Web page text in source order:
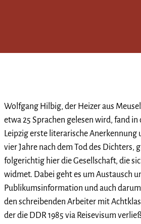
Wolfgang Hilbig, der Heizer aus
etwa 25 Sprachen gelesen wird, fand in
Leipzig erste literarische Anerkennung
vier Jahre nach dem Tod des Dichters,
folgerichtig hier die Gesellschaft, die
widmet. Dabei geht es um Austausch
Publikumsinformation und auch
den schreibenden Arbeiter mit
der die DDR 1985 via Reisevisum